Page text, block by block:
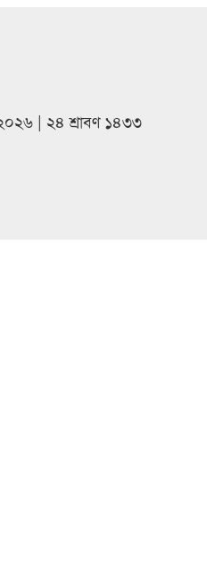
| ২৪ শ্রাবণ ১৪৩৩